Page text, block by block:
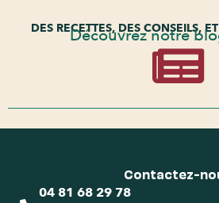
DES RECETTES, DES CONSEILS,
Découvrez notre
Contactez-
04 81 68 29 78